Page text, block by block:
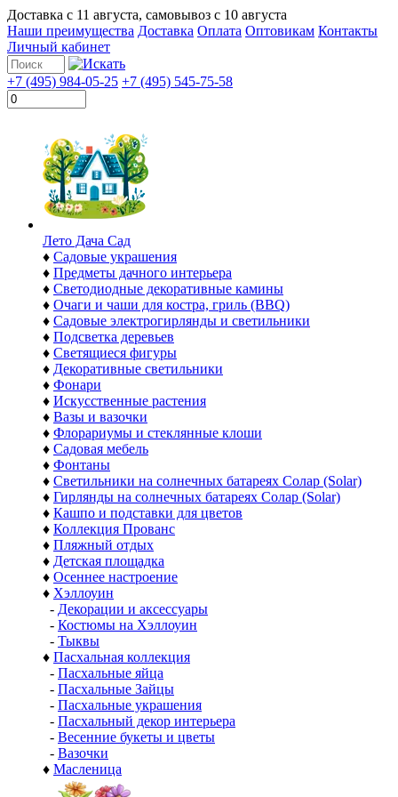
Доставка с 11 августа, самовывоз с 10 августа
Наши преимущества Доставка Оплата Оптовикам Контакты
Личный кабинет
+7 (495) 984-05-25 +7 (495) 545-75-58
Лето Дача Сад
♦ Садовые украшения
♦ Предметы дачного интерьера
♦ Светодиодные декоративные камины
♦ Очаги и чаши для костра, гриль (BBQ)
♦ Садовые электрогирлянды и светильники
♦ Подсветка деревьев
♦ Светящиеся фигуры
♦ Декоративные светильники
♦ Фонари
♦ Искусственные растения
♦ Вазы и вазочки
♦ Флорариумы и стеклянные клоши
♦ Садовая мебель
♦ Фонтаны
♦ Светильники на солнечных батареях Солар (Solar)
♦ Гирлянды на солнечных батареях Солар (Solar)
♦ Кашпо и подставки для цветов
♦ Коллекция Прованс
♦ Пляжный отдых
♦ Детская площадка
♦ Осеннее настроение
♦ Хэллоуин
- Декорации и аксессуары
- Костюмы на Хэллоуин
- Тыквы
♦ Пасхальная коллекция
- Пасхальные яйца
- Пасхальные Зайцы
- Пасхальные украшения
- Пасхальный декор интерьера
- Весенние букеты и цветы
- Вазочки
♦ Масленица